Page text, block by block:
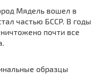
Мядель вошел в
частью БССР. В годы
почти все
образцы